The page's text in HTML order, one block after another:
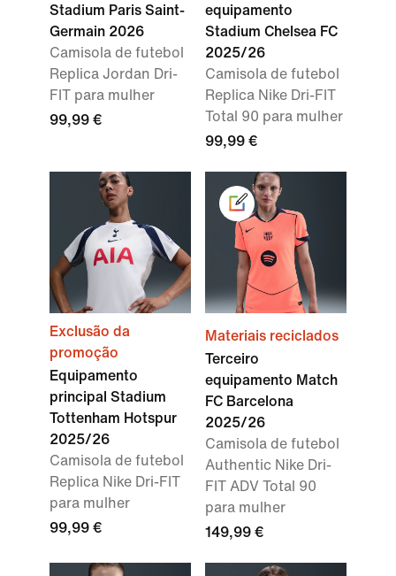
Stadium Paris Saint-
Germain 2026
Camisola de futebol
Replica Jordan Dri-
FIT para mulher
99,99 €
equipamento
Stadium Chelsea FC
2025/26
Camisola de futebol
Replica Nike Dri-FIT
Total 90 para mulher
99,99 €
Exclusão da
promoção
Equipamento
principal Stadium
Tottenham Hotspur
2025/26
Camisola de futebol
Replica Nike Dri-FIT
para mulher
99,99 €
Materiais reciclados
Terceiro
equipamento Match
FC Barcelona
2025/26
Camisola de futebol
Authentic Nike Dri-
FIT ADV Total 90
para mulher
149,99 €